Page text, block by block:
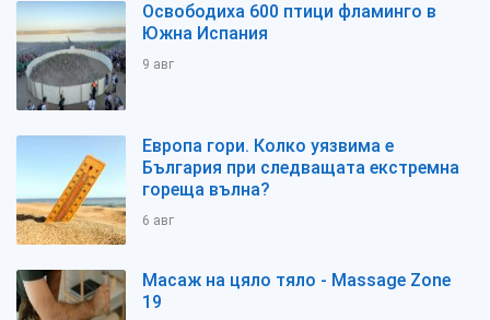
Освободиха 600 птици фламинго в
Южна Испания
9 авг
Европа гори. Колко уязвима е
България при следващата екстремна
гореща вълна?
6 авг
Масаж на цяло тяло - Massage Zone
19